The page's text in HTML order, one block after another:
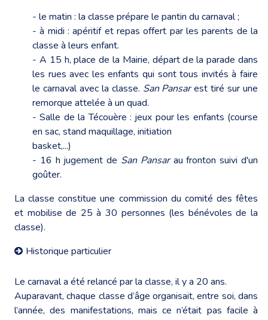
- le matin : la classe prépare le pantin du carnaval ;
- à midi : apéritif et repas offert par les parents de la
classe à leurs enfant.
- A 15 h, place de la Mairie, départ de la parade dans
les rues avec les enfants qui sont tous invités à faire
le carnaval avec la classe. San Pansarest tiré sur une
remorque attelée à un quad.
- Salle de la Técouère : jeux pour les enfants (course
en sac, stand maquillage, initiation
basket,...)
- 16 h jugement de San Pansarau fronton suivi d'un
goûter.
La classe constitue une commission du comité des fêtes
et mobilise de 25 à 30 personnes (les bénévoles de la
classe).
Historique particulier
Le carnaval a été relancé par la classe, il y a 20 ans.
Auparavant, chaque classe d’âge organisait, entre soi, dans
l’année, des manifestations, mais ce n’était pas facile à